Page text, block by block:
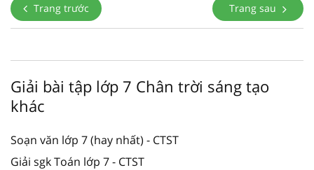
Trang trước Trang sau
Giải bài tập lớp 7 Chân trời sáng tạo
khác
Soạn văn lớp 7 (hay nhất) - CTST
Giải sgk Toán lớp 7 - CTST